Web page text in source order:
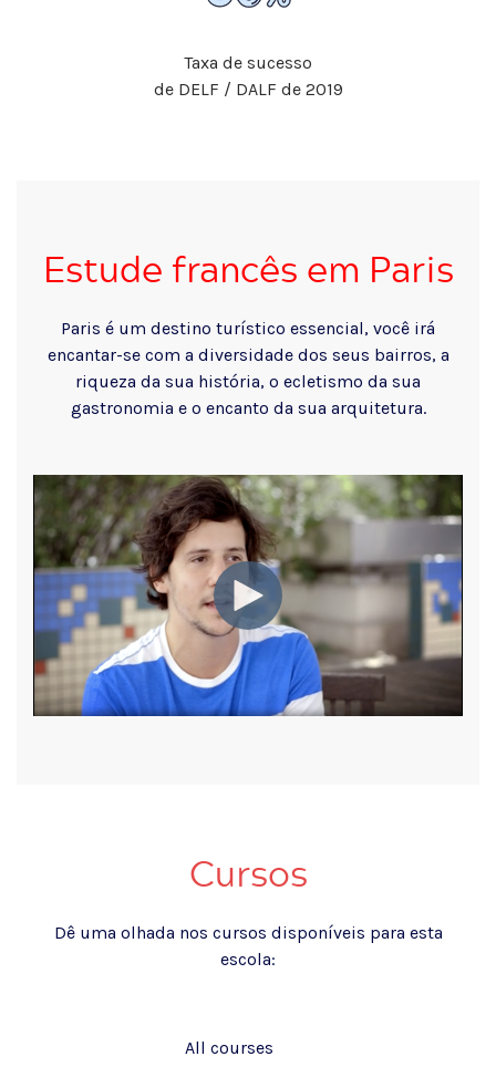
Taxa de sucesso
de DELF / DALF de 2019
Estude francês em Paris
Paris é um destino turístico essencial, você irá
encantar-se com a diversidade dos seus bairros, a
riqueza da sua história, o ecletismo da sua
gastronomia e o encanto da sua arquitetura.
Cursos
Dê uma olhada nos cursos disponíveis para esta
escola:
All courses